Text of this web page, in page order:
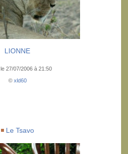
LIONNE
27/07/2006 à 21:50
© xld60
Le Tsavo